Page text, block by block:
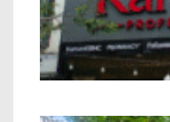
Nhà phố Kết